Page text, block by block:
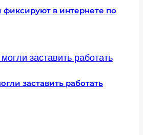
в интернете по
заставить работать